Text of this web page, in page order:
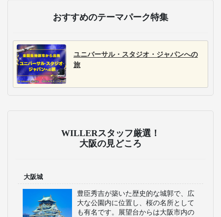
おすすめのテーマパーク特集
ユニバーサル・スタジオ・ジャパンへの
旅
WILLERスタッフ厳選！
大阪の見どころ
大阪城
豊臣秀吉が築いた歴史的な城郭で、広
大な公園内に位置し、桜の名所として
も有名です。展望台からは大阪市内の